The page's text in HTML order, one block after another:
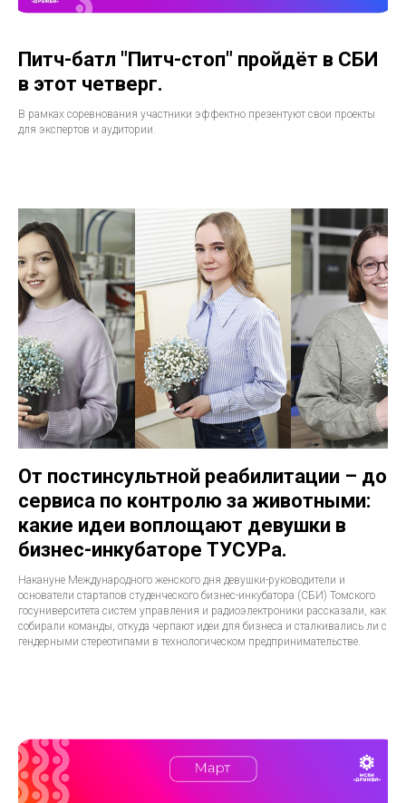
Питч-батл "Питч-стоп" пройдёт в СБИ
в этот четверг.
В рамках соревнования участники эффектно презентуют свои проекты
для экспертов и аудитории.
От постинсультной реабилитации – до
сервиса по контролю за животными:
какие идеи воплощают девушки в
бизнес-инкубаторе ТУСУРа.
Накануне Международного женского дня девушки-руководители и
основатели стартапов студенческого бизнес-инкубатора (СБИ) Томского
госуниверситета систем управления и радиоэлектроники рассказали, как
собирали команды, откуда черпают идеи для бизнеса и сталкивались ли с
гендерными стереотипами в технологическом предпринимательстве.